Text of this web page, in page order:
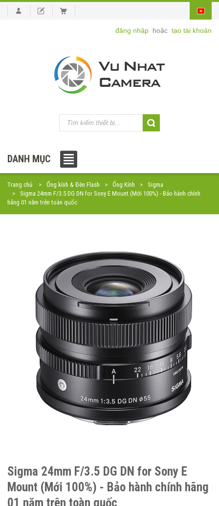
đăng nhập hoặc tạo tài khoản
DANH MỤC
Trang chủ Ống kính & Đèn Flash Ống Kính
Sigma
Sigma 24mm F/3.5 DG DN for Sony E Mount (Mới 100%) - Bảo hành chính
hãng 01 năm trên toàn quốc
Sigma 24mm F/3.5 DG DN for Sony E
Mount (Mới 100%) - Bảo hành chính hãng
01 năm trên toàn quốc